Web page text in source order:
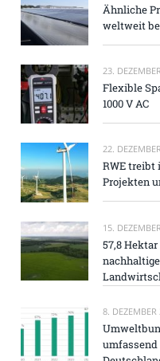
Ähnliche
weltweit
23.
Flexible
1000 V AC
22.
RWE treibt
Projekten
15.
57,8
8. DEZEMBER
umfassend